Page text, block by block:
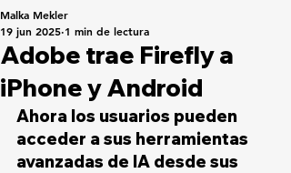
Adobe trae Firefly a
iPhone y Android
Malka Mekler
19 jun 2025 1 min de lectura
Ahora los usuarios pueden
acceder a sus herramientas
avanzadas de IA desde sus